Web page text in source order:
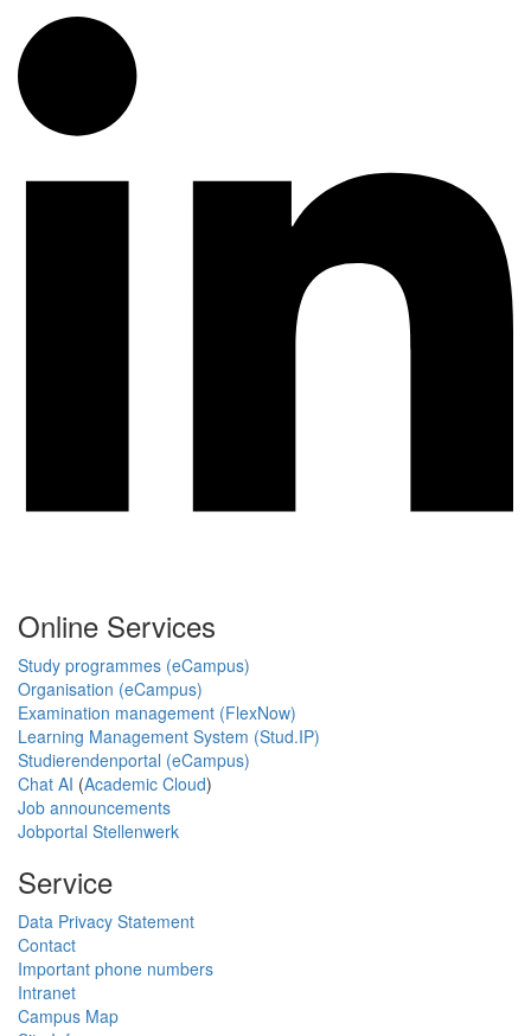
Online Services
Study programmes (eCampus)
Organisation (eCampus)
Examination management (FlexNow)
Learning Management System (Stud.IP)
Studierendenportal (eCampus)
Chat AI (Academic Cloud)
Job announcements
Jobportal Stellenwerk
Service
Data Privacy Statement
Contact
Important phone numbers
Intranet
Campus Map